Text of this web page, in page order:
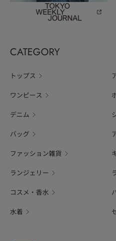
CATEGORY
トップス
ワンピース
デニム
バッグ
ファッション雑貨
ランジェリー
コスメ・香水
水着